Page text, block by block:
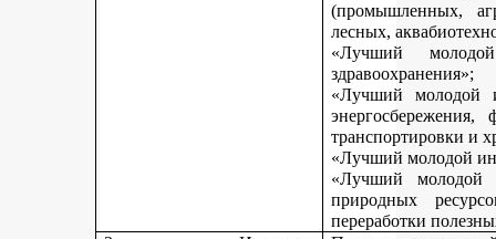
(промышленных,
лесных,
«Лучший
здравоохранения»;
«Лучший молодой
транспортировки и
«Лучший молодой
«Лучший молодой
природных
переработки